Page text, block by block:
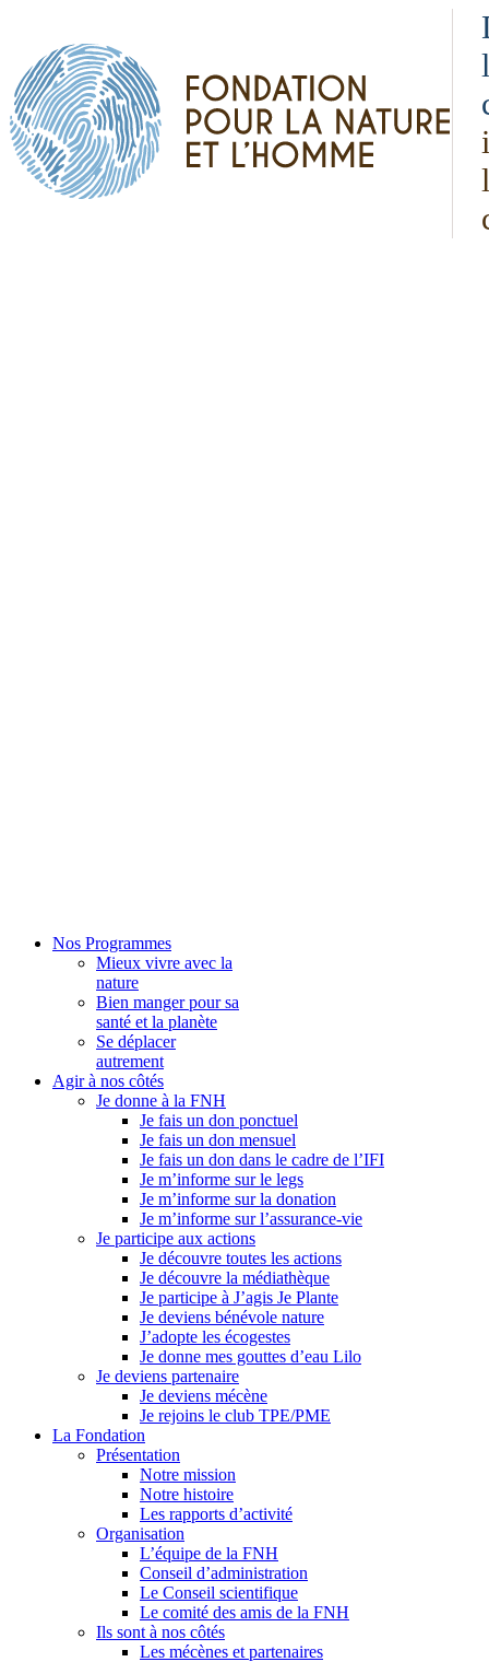
Nos Programmes
Mieux vivre avec la
nature
Bien manger pour sa
santé et la planète
Se déplacer
autrement
Agir à nos côtés
Je donne à la FNH
Je fais un don ponctuel
Je fais un don mensuel
Je fais un don dans le cadre de l’IFI
Je m’informe sur le legs
Je m’informe sur la donation
Je m’informe sur l’assurance-vie
Je participe aux actions
Je découvre toutes les actions
Je découvre la médiathèque
Je participe à J’agis Je Plante
Je deviens bénévole nature
J’adopte les écogestes
Je donne mes gouttes d’eau Lilo
Je deviens partenaire
Je deviens mécène
Je rejoins le club TPE/PME
La Fondation
Présentation
Notre mission
Notre histoire
Les rapports d’activité
Organisation
L’équipe de la FNH
Conseil d’administration
Le Conseil scientifique
Le comité des amis de la FNH
Ils sont à nos côtés
Les mécènes et partenaires